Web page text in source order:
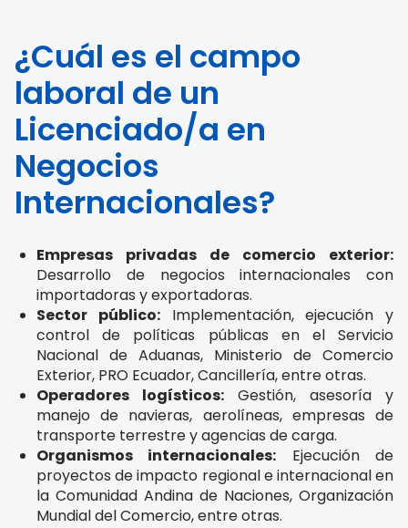
¿Cuál es el campo
laboral de un
Licenciado/a en
Negocios
Internacionales?
Empresas privadas de comercio exterior:
Desarrollo de negocios internacionales con
importadoras y exportadoras.
Sector público:Implementación, ejecución y
control de políticas públicas en el Servicio
Nacional de Aduanas, Ministerio de Comercio
Exterior, PRO Ecuador, Cancillería, entre otras.
Operadores logísticos: Gestión, asesoría y
manejo de navieras, aerolíneas, empresas de
transporte terrestre y agencias de carga.
Organismos internacionales: Ejecución de
proyectos de impacto regional e internacional en
la Comunidad Andina de Naciones, Organización
Mundial del Comercio, entre otras.